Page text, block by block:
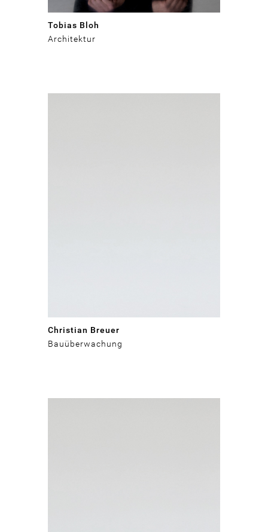
Tobias Bloh
Architektur
Christian Breuer
Bauüberwachung